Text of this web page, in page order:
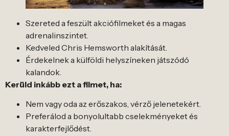
Szereted a feszült akciófilmeket és a magas
adrenalinszintet.
Kedveled Chris Hemsworth alakítását.
Érdekelnek a külföldi helyszíneken játszódó
kalandok.
Kerüld inkább ezt a filmet, ha:
Nem vagy oda az erőszakos, vérző jelenetekért.
Preferálod a bonyolultabb cselekményeket és
karakterfejlődést.